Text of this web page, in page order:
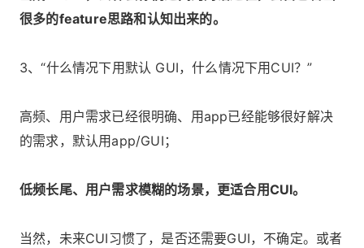
很多的feature思路和认知出来的。
3、“什么情况下用默认 GUI，什么情况下用CUI？”
高频、用户需求已经很明确、用app已经能够很好解决
的需求，默认用app/GUI；
低频长尾、用户需求模糊的场景，更适合用CUI。
当然，未来CUI习惯了，是否还需要GUI，不确定。或者